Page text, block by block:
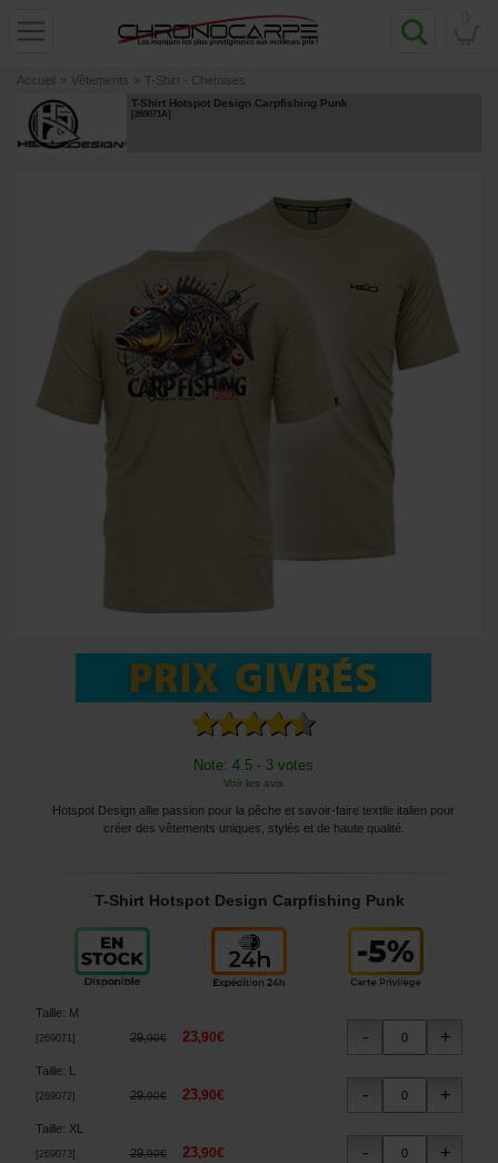
Accueil » Vêtements » T-Shirt - Chemises
T-Shirt Hotspot Design Carpfishing Punk
[269071A]
Note: 4.5 - 3 votes
Voir les avis
Hotspot Design allie passion pour la pêche et savoir-faire textile italien pour
créer des vêtements uniques, stylés et de haute qualité.
T-Shirt Hotspot Design Carpfishing Punk
Taille: M
269071 ] 29,90€ 23,90€
Taille:
269072] 29,90€ 23,90€
Taille: XL
269073 ] 29,90€ 23,90€